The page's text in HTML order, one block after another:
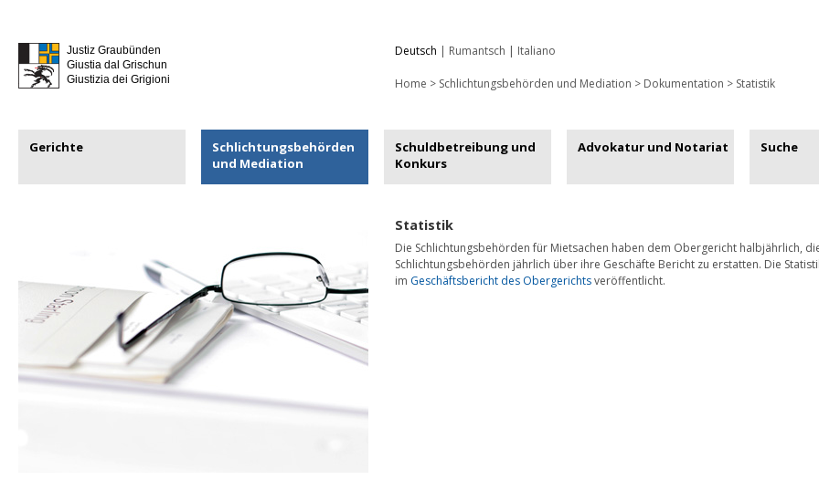
Justiz Graubünden
Giustia dal Grischun
Giustizia dei Grigioni
Deutsch | Rumantsch | Italiano
Home > Schlichtungsbehörden und Mediation > Dokumentation > Statistik
Gerichte
Schlichtungsbehörden
und Mediation
Schuldbetreibung und
Konkurs
Advokatur und Notariat Suche
Statistik
Die Schlichtungsbehörden für Mietsachen haben dem Obergericht halbjährlich,
Schlichtungsbehörden jährlich über ihre Geschäfte Bericht zu erstatten. Die
im Geschäftsbericht des Obergerichtsveröffentlicht.